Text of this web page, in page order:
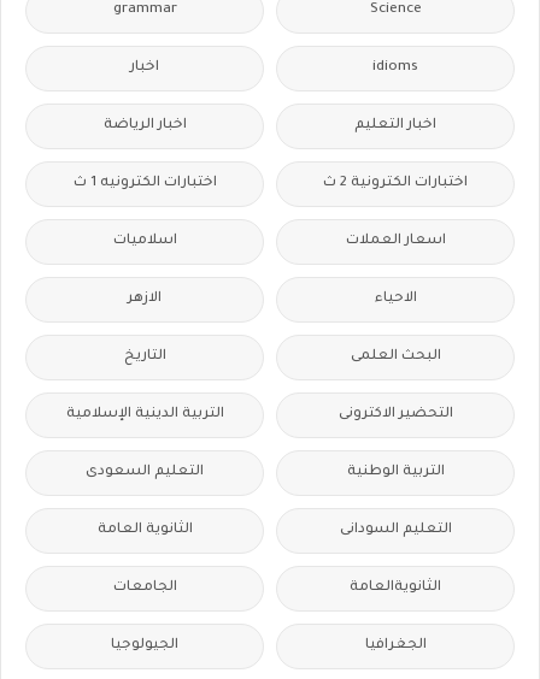
Science
grammar
idioms اخبار
اخبار التعليم اخبار الرياضة
اختبارات الكترونية 2 ث اختبارات الكترونيه 1 ث
اسعار العملات اسلاميات
الاحياء الازهر
البحث العلمى التاريخ
التحضير الاكترونى التربية الدينية الإسلامية
التربية الوطنية التعليم السعودى
التعليم السودانى الثانوية العامة
الثانويةالعامة الجامعات
الجغرافيا الجيولوجيا